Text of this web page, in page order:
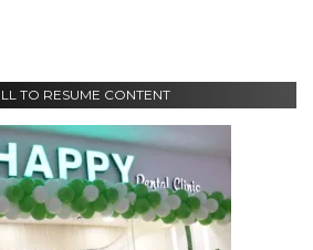
TO RESUME CONTENT